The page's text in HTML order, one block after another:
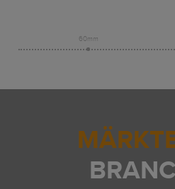
60mm